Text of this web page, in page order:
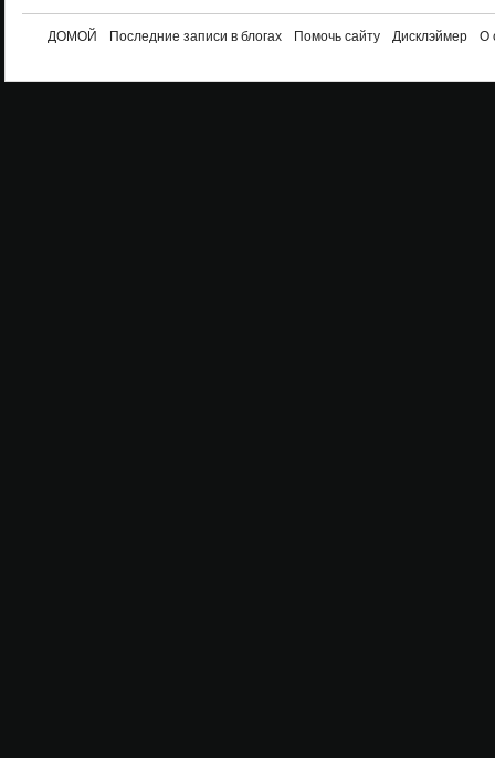
ДОМОЙ Последние записи в блогах Помочь сайту Дисклэймер О